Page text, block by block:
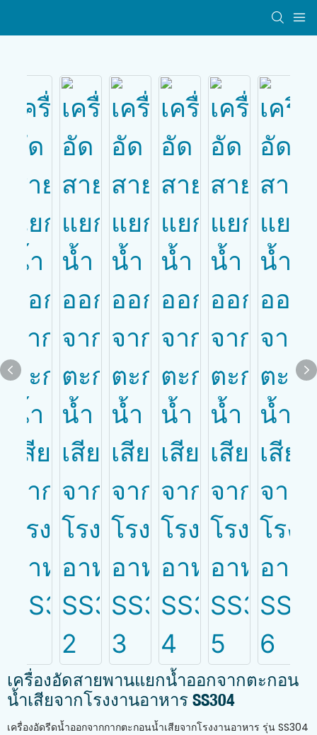
เครื่องอัดสายพานแยกน้ำออกจากตะกอน
น้ำเสียจากโรงงานอาหาร SS304
เครื่องอัดรีดน้ำออกจากกากตะกอนน้ำเสียจากโรงงานอาหาร รุ่น SS304